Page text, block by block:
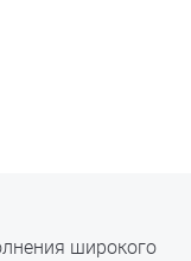
широкого